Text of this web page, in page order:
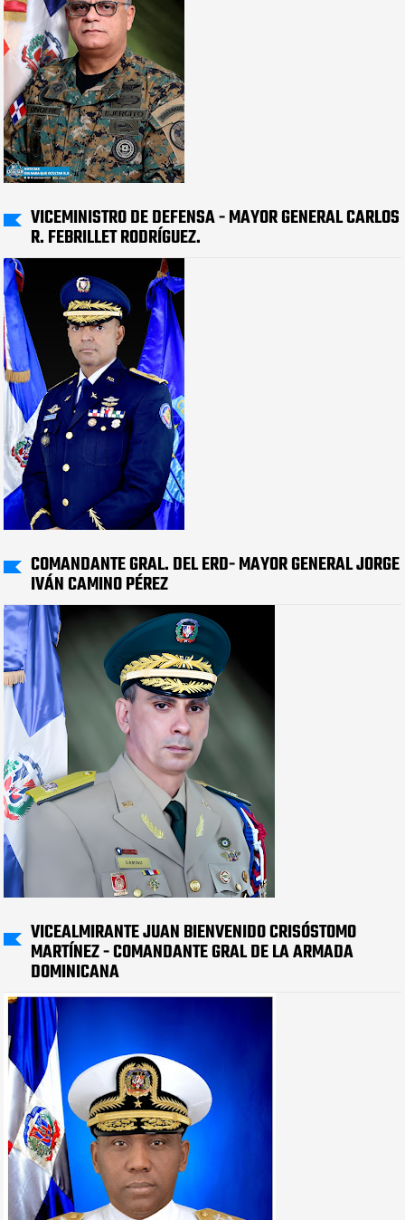
VICEMINISTRO DE DEFENSA - MAYOR GENERAL CARLOS
R. FEBRILLET RODRÍGUEZ.
COMANDANTE GRAL. DEL ERD- MAYOR GENERAL JORGE
IVÁN CAMINO PÉREZ
VICEALMIRANTE JUAN BIENVENIDO CRISÓSTOMO
MARTÍNEZ - COMANDANTE GRAL DE LA ARMADA
DOMINICANA